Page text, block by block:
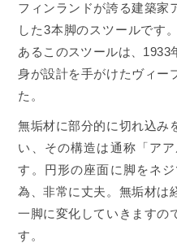
フィンランドが誇る建築家
した3本脚のスツールです
あるこのスツールは、1933
身が設計を手がけたヴィー
た。
無垢材に部分的に切れ込み
い、その構造は通称「ア
す。円形の座面に脚をネ
為、非常に丈夫。無垢材は
一脚に変化していきますの
す。